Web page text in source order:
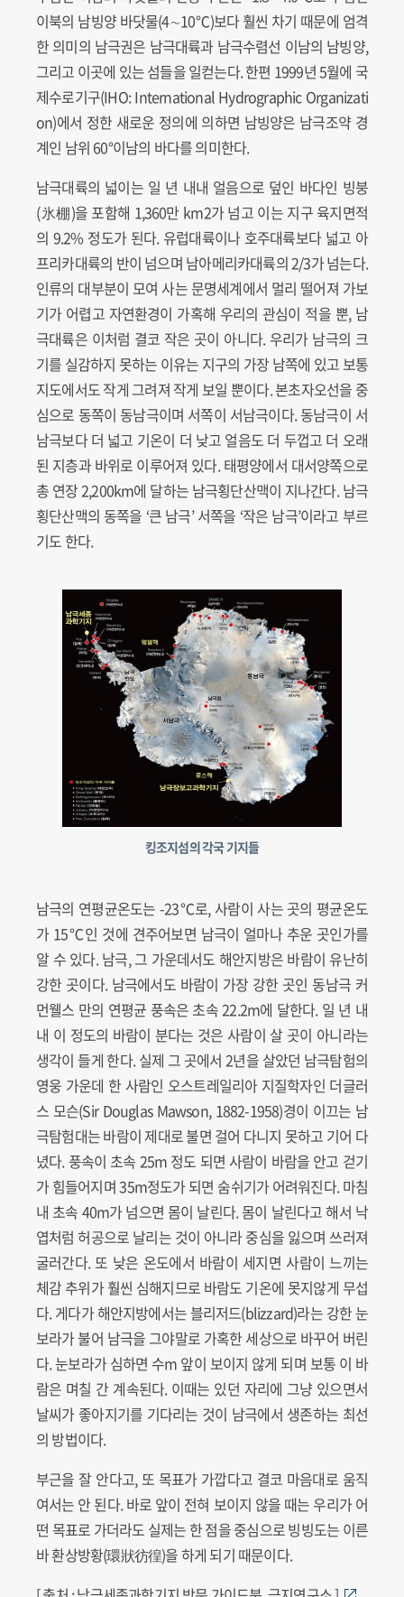
이북의 남빙양 바닷물(4∼10℃)보다 훨씬 차기 때문에 엄격
한 의미의 남극권은 남극대륙과 남극수렴선 이남의 남빙양,
그리고 이곳에 있는 섬들을 일컫는다. 한편 1999년 5월에 국
제수로기구(IHO: International Hydrographic Organizati
on)에서 정한 새로운 정의에 의하면 남빙양은 남극조약 경
계인 남위 60°이남의 바다를 의미한다.
남극대륙의 넓이는 일 년 내내 얼음으로 덮인 바다인 빙붕
(氷棚)을 포함해 1,360만 km2가 넘고 이는 지구 육지면적
의 9.2% 정도가 된다. 유럽대륙이나 호주대륙보다 넓고 아
프리카대륙의 반이 넘으며 남아메리카대륙의 2/3가 넘는다.
인류의 대부분이 모여 사는 문명세계에서 멀리 떨어져 가보
기가 어렵고 자연환경이 가혹해 우리의 관심이 적을 뿐, 남
극대륙은 이처럼 결코 작은 곳이 아니다. 우리가 남극의 크
기를 실감하지 못하는 이유는 지구의 가장 남쪽에 있고 보통
지도에서도 작게 그려져 작게 보일 뿐이다. 본초자오선을 중
심으로 동쪽이 동남극이며 서쪽이 서남극이다. 동남극이 서
남극보다 더 넓고 기온이 더 낮고 얼음도 더 두껍고 더 오래
된 지층과 바위로 이루어져 있다. 태평양에서 대서양쪽으로
총 연장 2,200km에 달하는 남극횡단산맥이 지나간다. 남극
횡단산맥의 동쪽을 ‘큰 남극’ 서쪽을 ‘작은 남극’이라고 부르
기도 한다.
킹조지섬의 각국 기지들
남극의 연평균온도는 -23℃로, 사람이 사는 곳의 평균온도
가 15℃인 것에 견주어보면 남극이 얼마나 추운 곳인가를
알 수 있다. 남극, 그 가운데서도 해안지방은 바람이 유난히
강한 곳이다. 남극에서도 바람이 가장 강한 곳인 동남극 커
먼웰스 만의 연평균 풍속은 초속 22.2m에 달한다. 일 년 내
내 이 정도의 바람이 분다는 것은 사람이 살 곳이 아니라는
생각이 들게 한다. 실제 그 곳에서 2년을 살았던 남극탐험의
영웅 가운데 한 사람인 오스트레일리아 지질학자인 더글러
스 모슨(Sir Douglas Mawson, 1882-1958)경이 이끄는 남
극탐험대는 바람이 제대로 불면 걸어 다니지 못하고 기어 다
녔다. 풍속이 초속 25m 정도 되면 사람이 바람을 안고 걷기
가 힘들어지며 35m정도가 되면 숨쉬기가 어려워진다. 마침
내 초속 40m가 넘으면 몸이 날린다. 몸이 날린다고 해서 낙
엽처럼 허공으로 날리는 것이 아니라 중심을 잃으며 쓰러져
굴러간다. 또 낮은 온도에서 바람이 세지면 사람이 느끼는
체감 추위가 훨씬 심해지므로 바람도 기온에 못지않게 무섭
다. 게다가 해안지방에서는 블리저드(blizzard)라는 강한 눈
보라가 불어 남극을 그야말로 가혹한 세상으로 바꾸어 버린
다. 눈보라가 심하면 수m 앞이 보이지 않게 되며 보통 이 바
람은 며칠 간 계속된다. 이때는 있던 자리에 그냥 있으면서
날씨가 좋아지기를 기다리는 것이 남극에서 생존하는 최선
의 방법이다.
부근을 잘 안다고, 또 목표가 가깝다고 결코 마음대로 움직
여서는 안 된다. 바로 앞이 전혀 보이지 않을 때는 우리가 어
떤 목표로 가더라도 실제는 한 점을 중심으로 빙빙도는 이른
바 환상방황(環狀彷徨)을 하게 되기 때문이다.